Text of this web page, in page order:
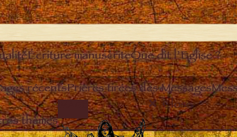
Écriture manuscriteQue dit l’Eglise ?
récentsPrières tirées des Messages
thèmes
Close